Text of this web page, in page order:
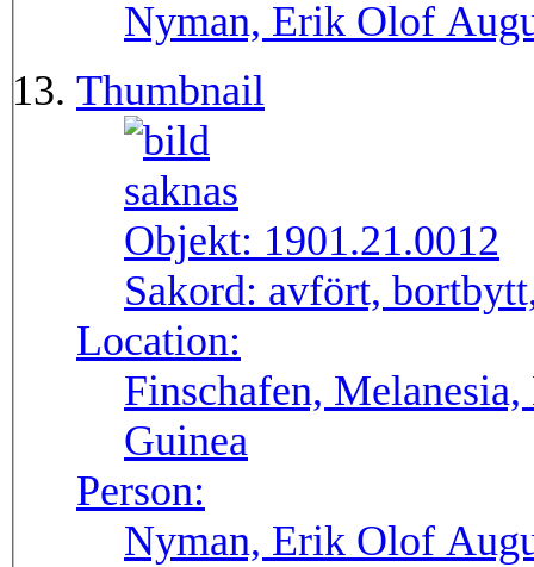
Nyman, Erik Olof
Thumbnail
Objekt: 1901.21.0012
Sakord: avfört,
Location:
Finschafen,
Guinea
Person:
Nyman, Erik Olof